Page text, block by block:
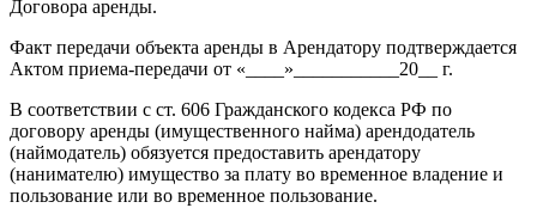
Договора аренды.
Факт передачи объекта аренды в Арендатору подтверждается
Актом приема-передачи от «____»___________20__ г.
В соответствии с ст. 606 Гражданского кодекса РФ по
договору аренды (имущественного найма) арендодатель
(наймодатель) обязуется предоставить арендатору
(нанимателю) имущество за плату во временное владение и
пользование или во временное пользование.